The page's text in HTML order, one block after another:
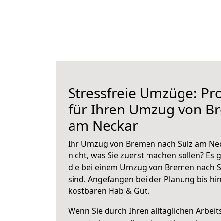
Stressfreie Umzüge:
für Ihren Umzug von
am Neckar
Ihr Umzug von Bremen nach Sulz am
nicht, was Sie zuerst machen sollen?
die bei einem Umzug von Bremen nach
sind. Angefangen bei der Planung bis
kostbaren Hab & Gut.
Wenn Sie durch Ihren alltäglichen